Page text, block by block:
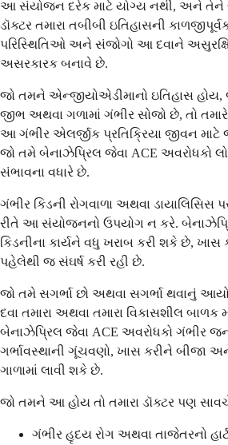
આ સંયોજન દરેક માટે યોગ્ય નથી, અને તેને
ડૉક્ટર તમારા તબીબી ઇતિહાસની
પરિસ્થિતિઓ અને સંજોગો આ દવાને
અસરકારક બનાવે છે.
જો તમને એન્જીયોએડીમાનો ઇતિહાસ હોય,
જીભ અથવા ગળામાં ગંભીર સોજો છે, તો
આ ગંભીર એલર્જીક પ્રતિક્રિયા જીવન
જો તમે બેનાઝેપ્રિલ જેવા ACE અવરોધકો લો
સંભાવના વધારે છે.
ગંભીર કિડની રોગવાળા અથવા ડાયાલિસિસ
રીતે આ સંયોજનનો ઉપયોગ ન કરે.
કિડનીના કાર્યને વધુ ખરાબ કરી શકે છે, ખાસ
પહેલેથી જ સંઘર્ષ કરી રહી છે.
જો તમે સગર્ભા છો અથવા સગર્ભા થવાનું
દવા તમારા અથવા તમારા વિકાસશીલ બાળક
બેનાઝેપ્રિલ જેવા ACE અવરોધકો ગંભીર
ગર્ભાવસ્થાની ગૂંચવણો, ખાસ કરીને બીજા
ગાળામાં લાવી શકે છે.
જો તમને આ હોય તો તમારા ડૉક્ટર પણ
ગંભીર હૃદય રોગ અથવા તાજેતરનો